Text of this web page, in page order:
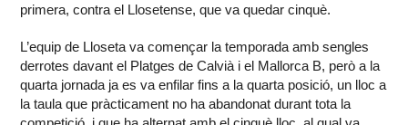
primera, contra el Llosetense, que va quedar cinquè.
L’equip de Lloseta va començar la temporada amb sengles
derrotes davant el Platges de Calvià i el Mallorca B, però a la
quarta jornada ja es va enfilar fins a la quarta posició, un lloc a
la taula que pràcticament no ha abandonat durant tota la